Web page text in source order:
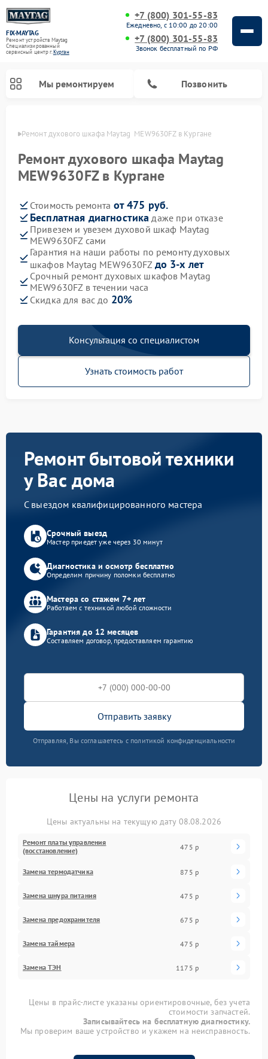
FIX-MAYTAG
Ремонт устройств Maytag
Специализированный
cервисный центр г.Курган
+7 (800) 301-55-83
Ежедневно, с 10:00 до 20:00
+7 (800) 301-55-83
Звонок бесплатный по РФ
Мы ремонтируем Позвонить
Ремонт духового шкафа Maytag  MEW9630FZ в Кургане
Ремонт духового шкафа Maytag
MEW9630FZ в Кургане
Стоимость ремонта от 475 руб.
Бесплатная диагностика даже при отказе
Привезем и увезем духовой шкаф Maytag
MEW9630FZ сами
Гарантия на наши работы по ремонту духовых
шкафов Maytag MEW9630FZ до 3-х лет
Срочный ремонт духовых шкафов Maytag
MEW9630FZ в течении часа
Скидка для вас до 20%
Консультация со специалистом
Узнать стоимость работ
Ремонт бытовой техники
у Вас дома
С выездом квалифицированного мастера
Срочный выезд
Мастер приедет уже через 30 минут
Диагностика и осмотр бесплатно
Определим причину поломки бесплатно
Мастера со стажем 7+ лет
Работаем с техникой любой сложности
Гарантия до 12 месяцев
Составляем договор, предоставляем гарантию
Отправить заявку
Отправляя, Вы соглашаетесь с политикой конфиденциальности
Цены на услуги ремонта
Цены актуальны на текущую дату 08.08.2026
Ремонт платы управления
(восстановление)
475 р
Замена термодатчика 875 р
Замена шнура питания 475 р
Замена предохранителя 675 р
Замена таймера 475 р
Замена ТЭН 1175 р
Цены в прайс-листе указаны ориентировочные, без учета
стоимости запчастей.
Записывайтесь на бесплатную диагностику.
Мы проверим ваше устройство и укажем на неисправность.